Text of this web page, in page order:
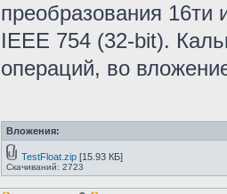
преобразования
IEEE 754 (32-bit).
операций, во
Вложения:
TestFloat.zip [15.93 КБ]
Скачиваний: 2723